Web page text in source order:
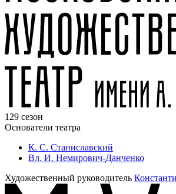
129 сезон
Основатели театра
К. С. Станиславский
Вл. И. Немирович-Данченко
Художественный руководитель